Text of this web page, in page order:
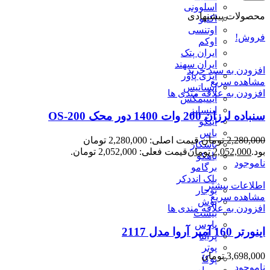
اسلوونی
اکتیو
اوتنسی
اوکم
ایران پتک
ایران سهند
ایزی پاور
ایساتیس
اینتیمکس
اینسایز
اینکو
باس
باسکار
باهکو
برگامو
بلک انددکر
بوجار
بوش
بیست
پارس
پراید
پوتر
پوکا
محصولات پیشنهادی
فروش!
افزودن به سبد خرید
مشاهده سریع
افزودن به علاقه مندی ها
سنباده لرزان 200 وات 1400 دور محک OS-200
2,280,000 تومان
قیمت اصلی: 2,280,000 تومان
بود.2,052,000 تومانقیمت فعلی: 2,052,000 تومان.
ناموجود
اطلاعات بیشتر
مشاهده سریع
افزودن به علاقه مندی ها
اینورتر 160 آمپر آروا مدل 2117
3,698,000 تومان
ناموجود